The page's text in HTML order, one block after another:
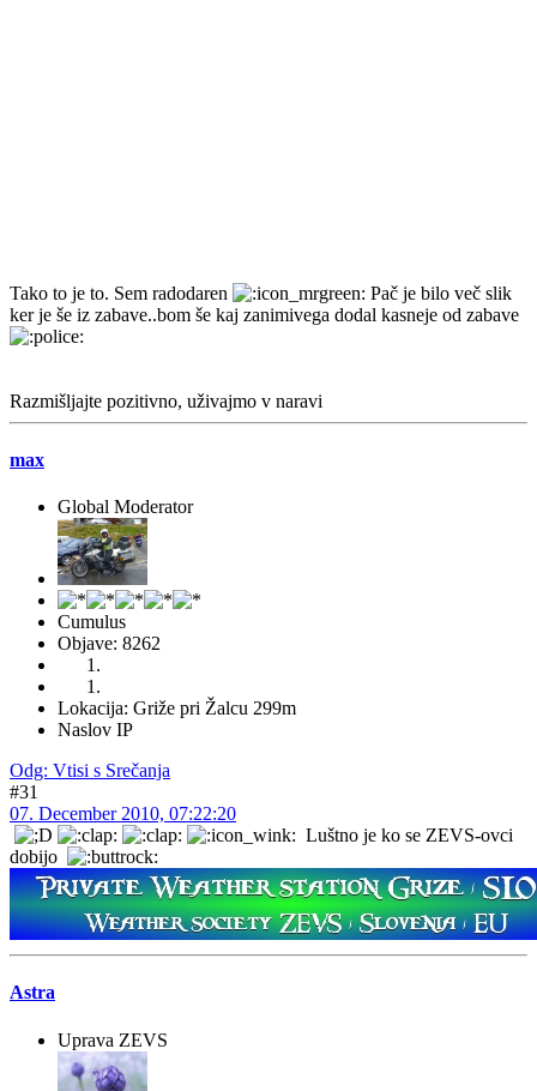
Tako to je to. Sem radodaren
Pač je bilo več slik
ker je še iz zabave..bom še kaj zanimivega dodal kasneje od zabave
Razmišljajte pozitivno, uživajmo v naravi
max
Global Moderator
Cumulus
Objave: 8262
Lokacija: Griže pri Žalcu 299m
Naslov IP
Odg: Vtisi s Srečanja
#31
07. December 2010, 07:22:20
Luštno je ko se ZEVS-ovci
dobijo
Astra
Uprava ZEVS